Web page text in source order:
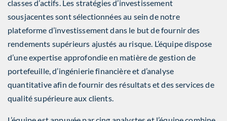
classes d’actifs. Les stratégies d’investissement
sousjacentes sont sélectionnées au sein de notre
plateforme d’investissement dans le but de fournir des
rendements supérieurs ajustés au risque. L’équipe dispose
d’une expertise approfondie en matière de gestion de
portefeuille, d’ingénierie financière et d’analyse
quantitative afin de fournir des résultats et des services de
qualité supérieure aux clients.